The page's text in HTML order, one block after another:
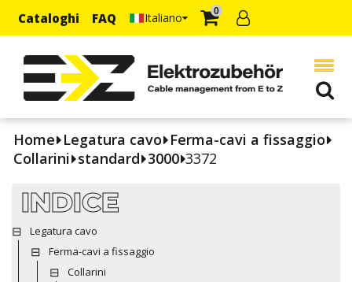
Cataloghi FAQ Italiano 0
Home Legatura cavo Ferma-cavi a fissaggio
Collarini standard 3000 3372
INDICE
Legatura cavo
Ferma-cavi a fissaggio
Collarini